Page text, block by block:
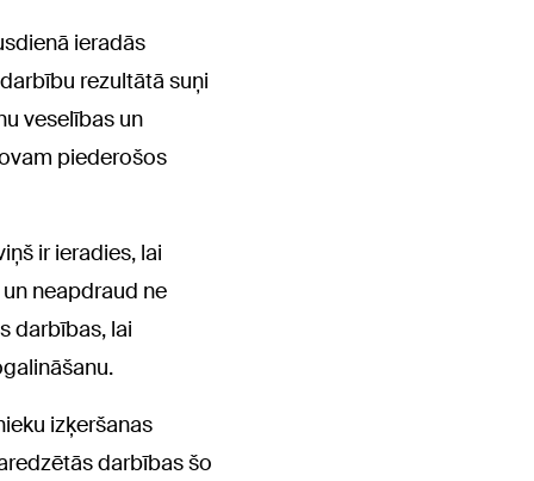
ieradās
rezultātā suņi
veselības un
piederošos
ir ieradies, lai
neapdraud ne
darbības, lai
izķeršanas
darbības šo